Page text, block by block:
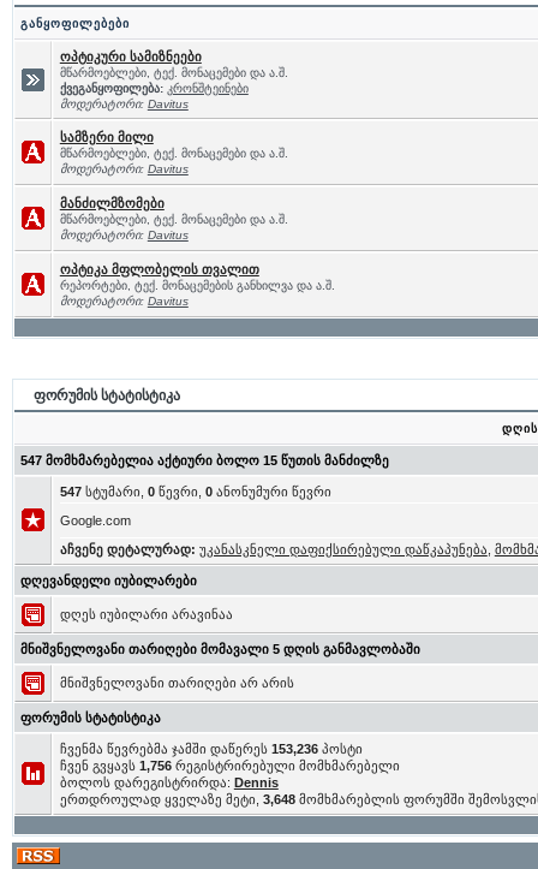
განყოფილებები
ოპტიკური სამიზნეები
მწარმოებლები, ტექ. მონაცემები და ა.შ.
ქვეგანყოფილება: კრონშტეინები
მოდერატორი: Davitus
სამზერი მილი
მწარმოებლები, ტექ. მონაცემები და ა.შ.
მოდერატორი: Davitus
მანძილმზომები
მწარმოებლები, ტექ. მონაცემები და ა.შ.
მოდერატორი: Davitus
ოპტიკა მფლობელის თვალით
რეპორტები, ტექ. მონაცემების განხილვა და ა.შ.
მოდერატორი: Davitus
ფორუმის სტატისტიკა
დღის
547 მომხმარებელია აქტიური ბოლო 15 წუთის მანძილზე
547სტუმარი, 0წევრი, 0ანონუმური წევრი
Google.com
აჩვენე დეტალურად: უკანასკნელი დაფიქსირებული დაწკაპუნება
დღევანდელი იუბილარები
დღეს იუბილარი არავინაა
მნიშვნელოვანი თარიღები მომავალი 5 დღის განმავლობაში
მნიშვნელოვანი თარიღები არ არის
ფორუმის სტატისტიკა
ჩვენმა წევრებმა ჯამში დაწერეს 153,236პოსტი
ჩვენ გვყავს 1,756რეგისტრირებული მომხმარებელი
ბოლოს დარეგისტრირდა: Dennis
ერთდროულად ყველაზე მეტი, 3,648მომხმარებლის ფორუმში